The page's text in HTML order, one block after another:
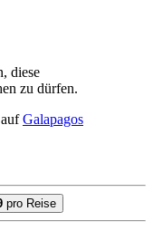
diese
zu dürfen.
Galapagos
pro Reise